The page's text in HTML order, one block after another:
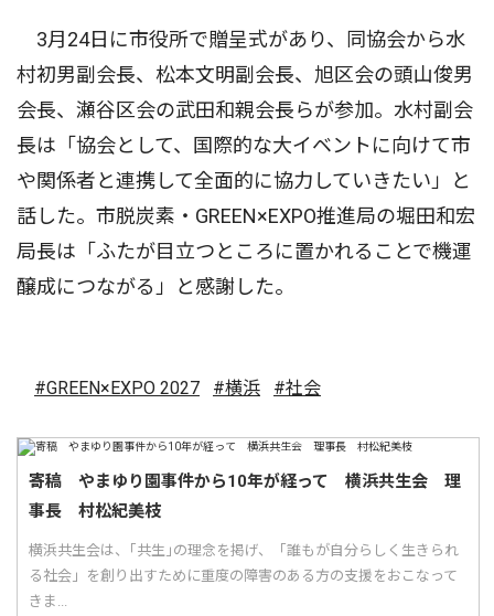
3月24日に市役所で贈呈式があり、同協会から水
村初男副会長、松本文明副会長、旭区会の頭山俊男
会長、瀬谷区会の武田和親会長らが参加。水村副会
長は「協会として、国際的な大イベントに向けて市
や関係者と連携して全面的に協力していきたい」と
話した。市脱炭素・GREEN×EXPO推進局の堀田和宏
局長は「ふたが目立つところに置かれることで機運
醸成につながる」と感謝した。
#GREEN×EXPO 2027 #横浜 #社会
寄稿 やまゆり園事件から10年が経って 横浜共生会 理
事長 村松紀美枝
横浜共生会は、｢共生｣の理念を掲げ、「誰もが自分らしく生きられ
る社会」を創り出すために重度の障害のある方の支援をおこなって
きま...